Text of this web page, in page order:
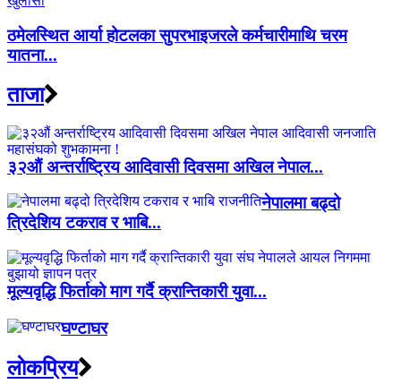
ठमेलस्थित आर्या होटलका सुपरभाइजरले कर्मचारीमाथि चरम
यातना...
ताजा
३२औं अन्तर्राष्ट्रिय आदिवासी दिवसमा अखिल नेपाल...
नेपालमा बढ्दो
त्रिदेशिय टकराव र भाबि...
मूल्यवृद्धि फिर्ताको माग गर्दै क्रान्तिकारी युवा...
घण्टाघर
लाेकप्रिय